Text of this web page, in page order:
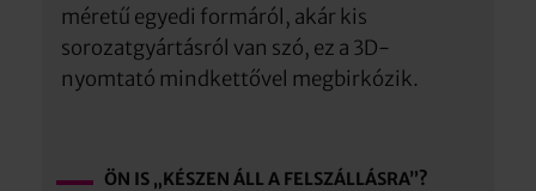
méretű egyedi formáról, akár kis
sorozatgyártásról van szó, ez a 3D-
nyomtató mindkettővel megbirkózik.
ÖN IS „KÉSZEN ÁLL A FELSZÁLLÁSRA”?